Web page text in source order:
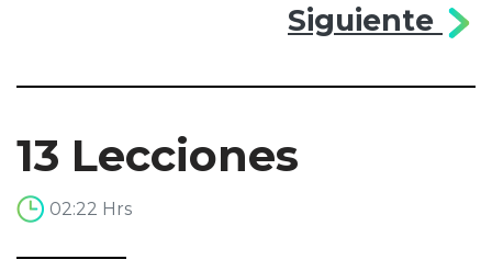
Siguiente
13 Lecciones
02:22 Hrs